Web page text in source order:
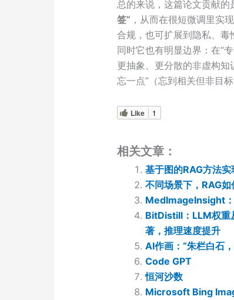
总的来说，这篇论文贡献的
签” ，从而在很短微调里实
合规，也可扩展到隐私、毒
同时它也有明显边界：在“
更抽象、更分散的非虚构知
忘一点”（忘到相关但非目
Like 1
相关文章：
基于图的RAG方法
不同场景下，RAG
MedImageInsight：
BitDistill：LLM权重
著，推理速度提升
AI作画：“朱栏白石
Code GPT
恒河沙数
Microsoft Bing